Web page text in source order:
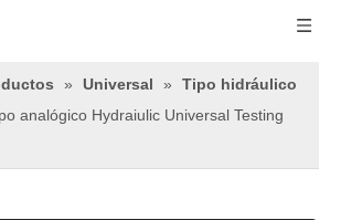
» Universal »
Tipo hidráulico
analógico Hydraiulic Universal Testing